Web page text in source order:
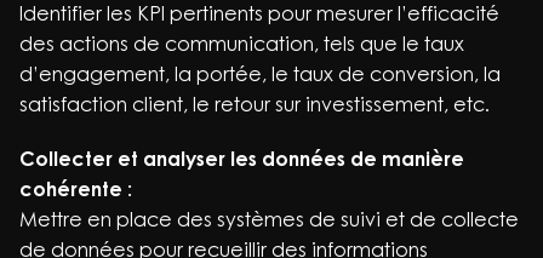
Identifier les KPI pertinents pour mesurer l’efficacité
des actions de communication, tels que le taux
d’engagement, la portée, le taux de conversion, la
satisfaction client, le retour sur investissement, etc.
Collecter et analyser les données de manière
cohérente :
Mettre en place des systèmes de suivi et de collecte
de données pour recueillir des informations